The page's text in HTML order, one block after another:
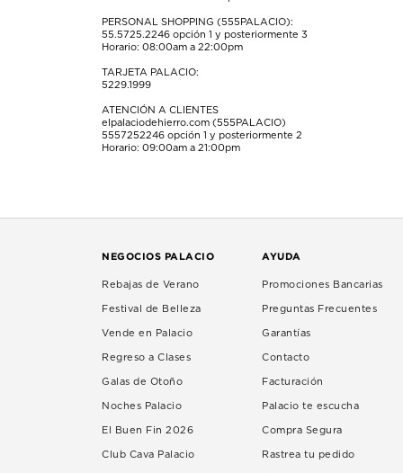
PERSONAL SHOPPING (555PALACIO):
55.5725.2246 opción 1 y posteriormente 3
Horario: 08:00am a 22:00pm
TARJETA PALACIO:
5229.1999
ATENCIÓN A CLIENTES
elpalaciodehierro.com (555PALACIO)
5557252246 opción 1 y posteriormente 2
Horario: 09:00am a 21:00pm
NEGOCIOS PALACIO
Rebajas de Verano
Festival de Belleza
Vende en Palacio
Regreso a Clases
Galas de Otoño
Noches Palacio
El Buen Fin 2026
Club Cava Palacio
AYUDA
Promociones Bancarias
Preguntas Frecuentes
Garantías
Contacto
Facturación
Palacio te escucha
Compra Segura
Rastrea tu pedido